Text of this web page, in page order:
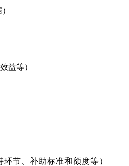
益等）
环节、补助标准和额度等）